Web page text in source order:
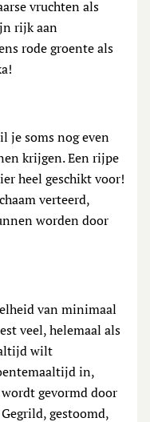
vruchten als
rijk aan
rode groente als
je soms nog even
krijgen. Een rijpe
heel geschikt voor!
verteerd,
worden door
van minimaal
veel, helemaal als
wilt
in,
gevormd door
gestoomd,